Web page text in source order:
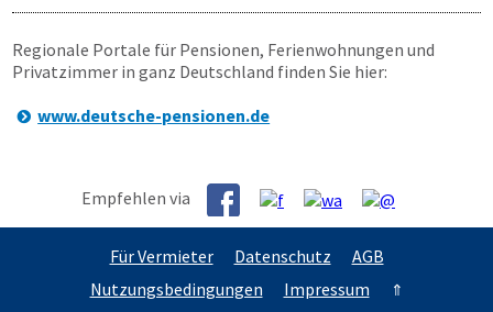
Regionale Portale für Pensionen, Ferienwohnungen und
Privatzimmer in ganz Deutschland finden Sie hier:
www.deutsche-pensionen.de
Empfehlen via
Für Vermieter Datenschutz
AGB
Nutzungsbedingungen
Impressum ⇑